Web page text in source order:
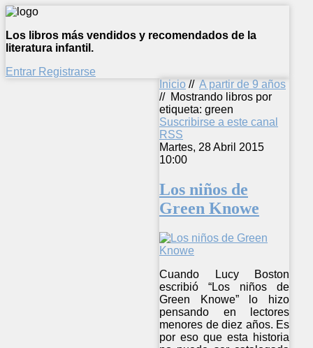
Los libros más vendidos y recomendados de la
literatura infantil.
Entrar Registrarse
Inicio // A partir de 9 años
// Mostrando libros por
etiqueta: green
Suscribirse a este canal
RSS
Martes, 28 Abril 2015
10:00
Los niños de
Green Knowe
Cuando Lucy Boston
escribió “Los niños de
Green Knowe” lo hizo
pensando en lectores
menores de diez años. Es
por eso que esta historia